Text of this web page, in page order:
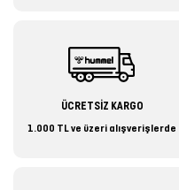
ÜCRETSİZ KARGO
1.000 TL ve üzeri alışverişlerde